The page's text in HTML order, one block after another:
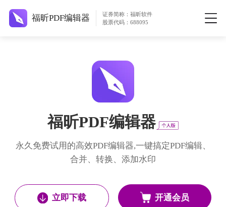
福昕PDF编辑器
证券简称：福昕软件
股票代码：688095
福昕PDF编辑器
永久免费试用的高效PDF编辑器,一键搞定PDF编辑、
合并、转换、添加水印
立即下载 开通会员